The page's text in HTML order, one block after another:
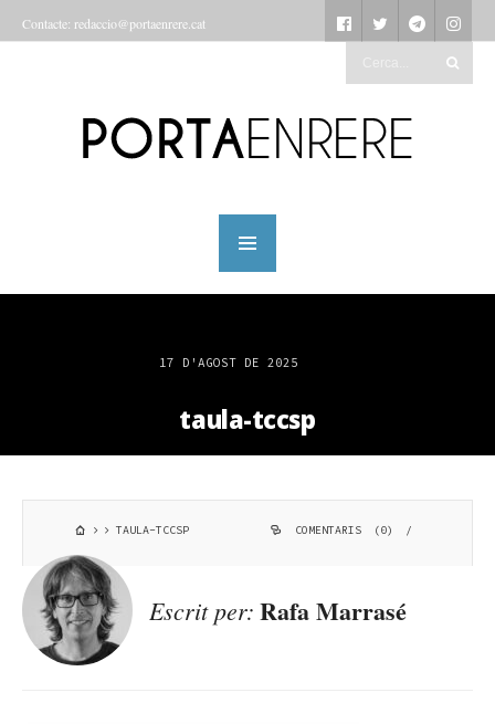
Contacte: redaccio@portaenrere.cat
17 D'AGOST DE 2025
taula-tccsp
TAULA-TCCSP COMENTARIS (0) /
Escrit per: Rafa Marrasé